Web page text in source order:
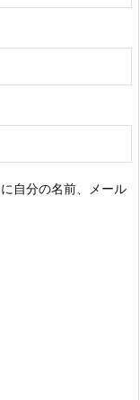
自分の名前、メール